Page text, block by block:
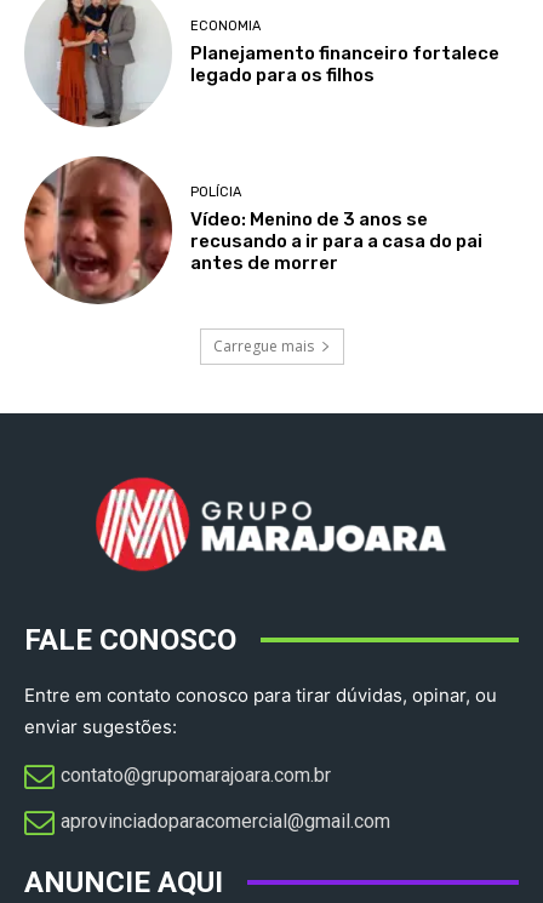
ECONOMIA
Planejamento financeiro fortalece
legado para os filhos
POLÍCIA
Vídeo: Menino de 3 anos se
recusando a ir para a casa do pai
antes de morrer
Carregue mais
FALE CONOSCO
Entre em contato conosco para tirar dúvidas, opinar, ou
enviar sugestões:
contato@grupomarajoara.com.br
aprovinciadoparacomercial@gmail.com​
ANUNCIE AQUI